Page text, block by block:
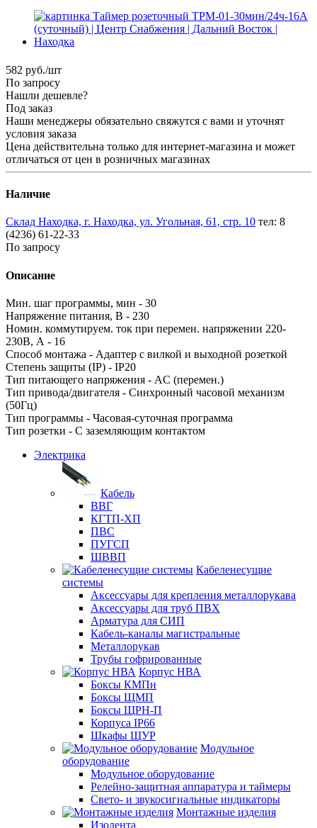
582 руб./шт
По запросу
Нашли дешевле?
Под заказ
Наши менеджеры обязательно свяжутся с вами и уточнят
условия заказа
Цена действительна только для интернет-магазина и может
отличаться от цен в розничных магазинах
Наличие
Склад Находка, г. Находка, ул. Угольная, 61, стр. 10 тел: 8
(4236) 61-22-33
По запросу
Описание
Мин. шаг программы, мин - 30
Напряжение питания, В - 230
Номин. коммутируем. ток при перемен. напряжении 220-
230В, А - 16
Способ монтажа - Адаптер с вилкой и выходной розеткой
Степень защиты (IP) - IP20
Тип питающего напряжения - AC (перемен.)
Тип привода/двигателя - Синхронный часовой механизм
(50Гц)
Тип программы - Часовая-суточная программа
Тип розетки - С заземляющим контактом
Электрика
Кабель
ВВГ
КГТП-ХП
ПВС
ПУГСП
ШВВП
Кабеленесущие
системы
Аксессуары для крепления металлорукава
Аксессуары для труб ПВХ
Арматура для СИП
Кабель-каналы магистральные
Металлорукав
Трубы гофрированные
Корпус НВА
Боксы КМПн
Боксы ЩМП
Боксы ЩРН-П
Корпуса IP66
Шкафы ЩУР
Модульное
оборудование
Модульное оборудование
Релейно-защитная аппаратура и таймеры
Свето- и звукосигнальные индикаторы
Монтажные изделия
Изолента